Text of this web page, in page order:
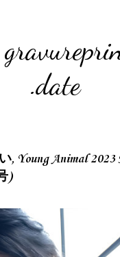
.date
, Young Animal
)